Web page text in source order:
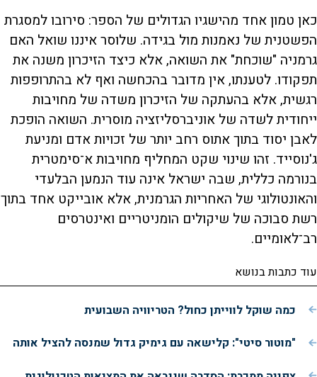
כאן טמון אחד מהישגיו הגדולים של הספר: סירובו למסגרת
הפשטנית של נאמנות מול בגידה. שלוסר איננו שואל האם
גרמניה "שוכחת" את השואה, אלא כיצד הזיכרון משנה את
תפקודו. לטענתו, אין מדובר בהכחשה ואף לא בהתרופפות
רגשית, אלא בהעתקה של הזיכרון משדה של מחויבות
ייחודית לשדה של אוניברסליזציה מוסרית. השואה הופכת
לאבן יסוד בתוך אתוס רחב יותר של זכויות אדם ומניעת
ג'נוסייד. זהו שינוי שקט המחליף מחויבות א־סימטרית
בנורמה כללית, שבה ישראל אינה עוד הנמען הבלעדי
והאונטולוגי של האחריות הגרמנית, אלא אובייקט אחד בתוך
רשת סבוכה של שיקולים הומניטריים ואינטרסים
רב־לאומיים.
עוד כתבות בנושא
כמה שוקל לווייתן כחול? הטריוויה השבועית
"מוטור סיטי": קלישאה עם גימיק גדול שמנסה להציל אותה